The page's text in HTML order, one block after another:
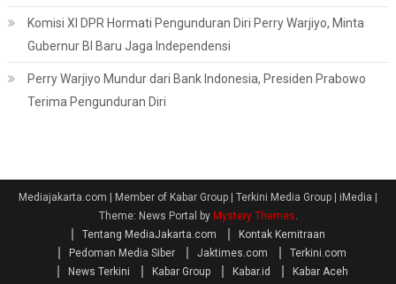
Komisi XI DPR Hormati Pengunduran Diri Perry Warjiyo, Minta
Gubernur BI Baru Jaga Independensi
Perry Warjiyo Mundur dari Bank Indonesia, Presiden Prabowo
Terima Pengunduran Diri
Mediajakarta.com | Member of Kabar Group | Terkini Media Group | iMedia
Theme: News Portal by Mystery Themes.
Tentang MediaJakarta.com
Kontak Kemitraan
Pedoman Media Siber
Jaktimes.com
Terkini.com
News Terkini
Kabar Group Kabar.id Kabar Aceh